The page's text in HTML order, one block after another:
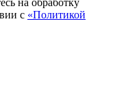
с «Политикой